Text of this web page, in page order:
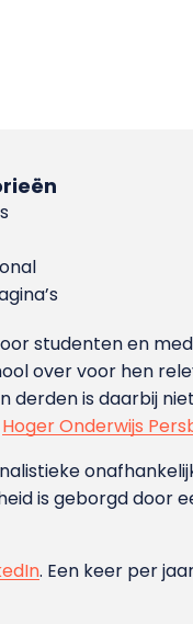
studenten en
over voor hen
is daarbij
Hoger Onderwijs
is geborgd door
. Een keer per